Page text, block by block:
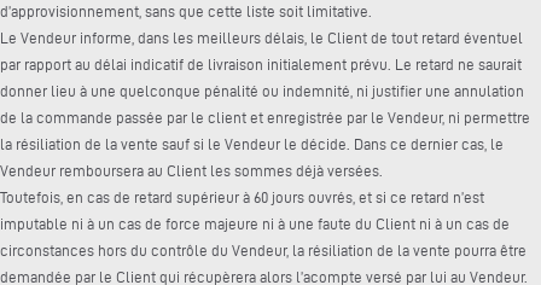
d’approvisionnement, sans que cette liste soit limitative.
Le Vendeur informe, dans les meilleurs délais, le Client de tout retard éventuel
par rapport au délai indicatif de livraison initialement prévu. Le retard ne saurait
donner lieu à une quelconque pénalité ou indemnité, ni justifier une annulation
de la commande passée par le client et enregistrée par le Vendeur, ni permettre
la résiliation de la vente sauf si le Vendeur le décide. Dans ce dernier cas, le
Vendeur remboursera au Client les sommes déjà versées.
Toutefois, en cas de retard supérieur à 60 jours ouvrés, et si ce retard n’est
imputable ni à un cas de force majeure ni à une faute du Client ni à un cas de
circonstances hors du contrôle du Vendeur, la résiliation de la vente pourra être
demandée par le Client qui récupèrera alors l’acompte versé par lui au Vendeur.